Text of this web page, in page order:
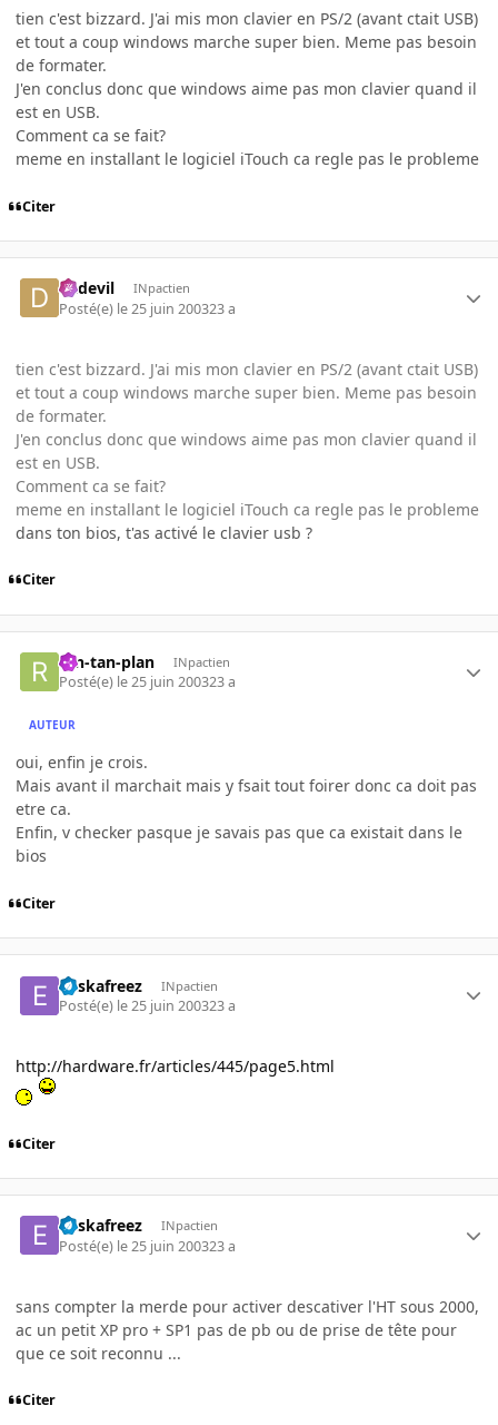
tien c'est bizzard. J'ai mis mon clavier en PS/2 (avant ctait USB)
et tout a coup windows marche super bien. Meme pas besoin
de formater.
J'en conclus donc que windows aime pas mon clavier quand il
est en USB.
Comment ca se fait?
meme en installant le logiciel iTouch ca regle pas le probleme
Citer
dadevil INpactien
Posté(e) le 25 juin 200323 a
tien c'est bizzard. J'ai mis mon clavier en PS/2 (avant ctait USB)
et tout a coup windows marche super bien. Meme pas besoin
de formater.
J'en conclus donc que windows aime pas mon clavier quand il
est en USB.
Comment ca se fait?
meme en installant le logiciel iTouch ca regle pas le probleme
dans ton bios, t'as activé le clavier usb ?
Citer
ran-tan-plan INpactien
Posté(e) le 25 juin 200323 a
AUTEUR
oui, enfin je crois.
Mais avant il marchait mais y fsait tout foirer donc ca doit pas
etre ca.
Enfin, v checker pasque je savais pas que ca existait dans le
bios
Citer
euskafreez INpactien
Posté(e) le 25 juin 200323 a
http://hardware.fr/articles/445/page5.html
Citer
euskafreez INpactien
Posté(e) le 25 juin 200323 a
sans compter la merde pour activer descativer l'HT sous 2000,
ac un petit XP pro + SP1 pas de pb ou de prise de tête pour
que ce soit reconnu ...
Citer